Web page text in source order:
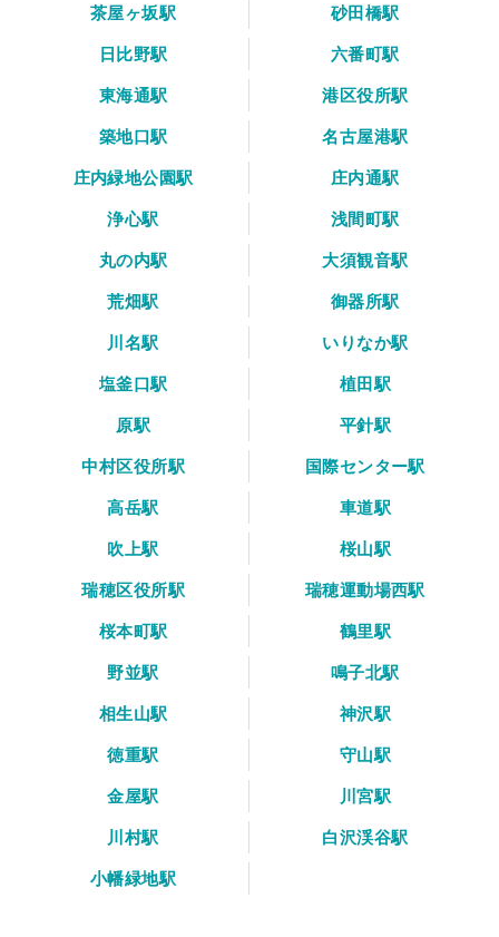
茶屋ヶ坂駅
砂田橋駅
日比野駅
六番町駅
東海通駅
港区役所駅
築地口駅
名古屋港駅
庄内緑地公園駅
庄内通駅
浄心駅
浅間町駅
丸の内駅
大須観音駅
荒畑駅
御器所駅
川名駅
いりなか駅
塩釜口駅
植田駅
原駅
平針駅
中村区役所駅
国際センター駅
高岳駅
車道駅
吹上駅
桜山駅
瑞穂区役所駅
瑞穂運動場西駅
桜本町駅
鶴里駅
野並駅
鳴子北駅
相生山駅
神沢駅
徳重駅
守山駅
金屋駅
川宮駅
川村駅
白沢渓谷駅
小幡緑地駅